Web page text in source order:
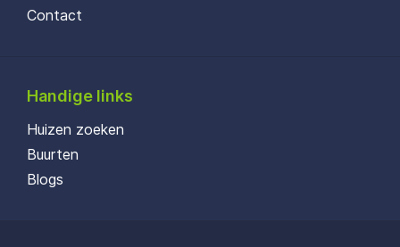
Contact
Handige links
Huizen zoeken
Buurten
Blogs